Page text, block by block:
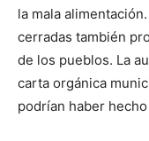
la mala
cerradas también
de los pueblos. La
carta orgánica
podrían haber